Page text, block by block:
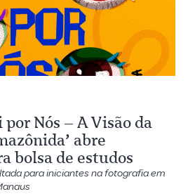
por Nós – A Visão da
abre
bolsa de estudos
para iniciantes na fotografia em